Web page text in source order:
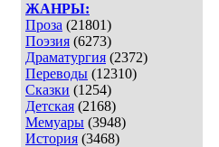
ЖАНРЫ:
Проза (21801)
Поэзия (6273)
Драматургия (2372)
Переводы (12310)
Сказки (1254)
Детская (2168)
Мемуары (3948)
История (3468)